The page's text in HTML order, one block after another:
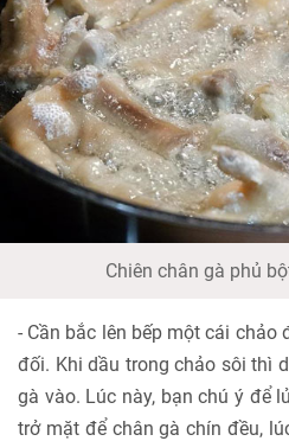
Chiên chân gà phủ
- Cần bắc lên bếp một cái
đối. Khi dầu trong chảo sôi thì
gà vào. Lúc này, bạn chú ý để
trở mặt để chân gà chín đều,